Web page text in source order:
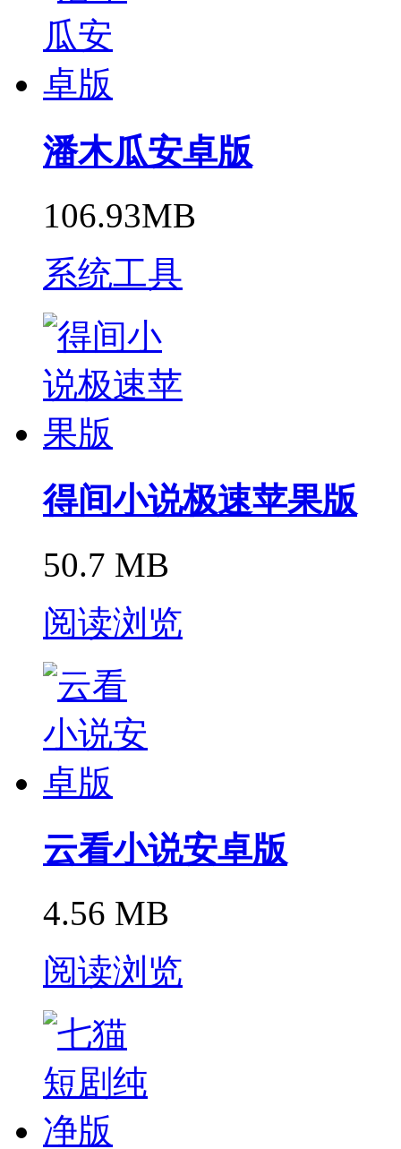
潘木瓜安卓版
106.93MB
系统工具
得间小说极速苹果版
50.7 MB
阅读浏览
云看小说安卓版
4.56 MB
阅读浏览